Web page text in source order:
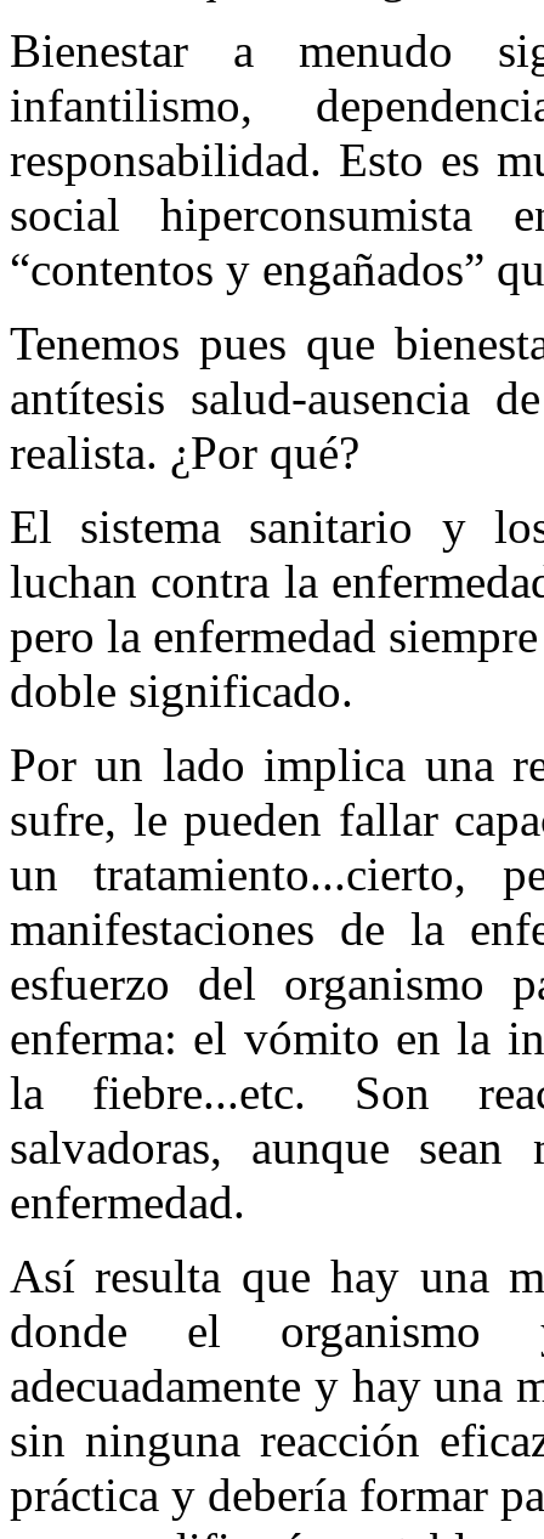
Bienestar a menudo
infantilismo,
responsabilidad. Esto es
social
“contentos y engañados”
Tenemos pues que
antítesis salud-ausencia
realista. ¿Por qué?
El sistema sanitario y
luchan contra la
pero la enfermedad
doble significado.
Por un lado implica una
sufre, le pueden fallar
un tratamiento...cierto,
manifestaciones de la
esfuerzo del organismo
enferma: el vómito en la
la fiebre...etc. Son
salvadoras, aunque
enfermedad.
Así resulta que hay una
donde el organismo
adecuadamente y hay una
sin ninguna reacción
práctica y debería formar